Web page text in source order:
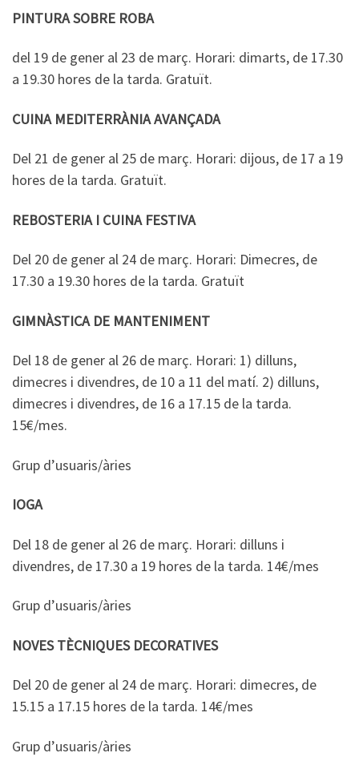
PINTURA SOBRE ROBA
del 19 de gener al 23 de març. Horari: dimarts, de 17.30
a 19.30 hores de la tarda. Gratuït.
CUINA MEDITERRÀNIA AVANÇADA
Del 21 de gener al 25 de març. Horari: dijous, de 17 a 19
hores de la tarda. Gratuït.
REBOSTERIA I CUINA FESTIVA
Del 20 de gener al 24 de març. Horari: Dimecres, de
17.30 a 19.30 hores de la tarda. Gratuït
GIMNÀSTICA DE MANTENIMENT
Del 18 de gener al 26 de març. Horari: 1) dilluns,
dimecres i divendres, de 10 a 11 del matí. 2) dilluns,
dimecres i divendres, de 16 a 17.15 de la tarda.
15€/mes.
Grup d’usuaris/àries
IOGA
Del 18 de gener al 26 de març. Horari: dilluns i
divendres, de 17.30 a 19 hores de la tarda. 14€/mes
Grup d’usuaris/àries
NOVES TÈCNIQUES DECORATIVES
Del 20 de gener al 24 de març. Horari: dimecres, de
15.15 a 17.15 hores de la tarda. 14€/mes
Grup d’usuaris/àries